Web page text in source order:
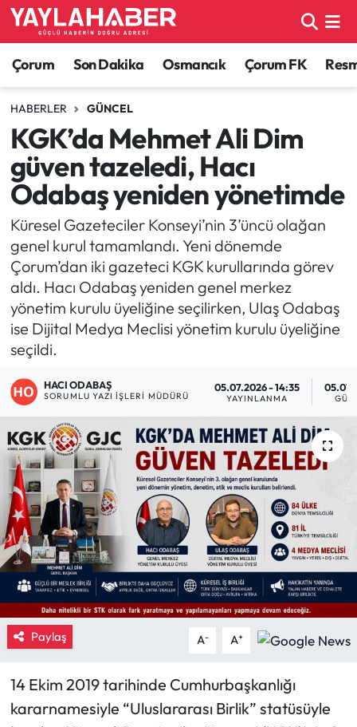
Çorum Son Dakika Osmancık Çorum FK
HABERLER GÜNCEL
KGK’da Mehmet Ali Dim
güven tazeledi, Hacı
Odabaş yeniden yönetimde
Küresel Gazeteciler Konseyi’nin 3’üncü olağan
genel kurul tamamlandı. Yeni dönemde
Çorum’dan iki gazeteci KGK kurullarında görev
aldı. Hacı Odabaş yeniden genel merkez
yönetim kurulu üyeliğine seçilirken, Ulaş Odabaş
ise Dijital Medya Meclisi yönetim kurulu üyeliğine
seçildi.
HACI ODABAŞ
SORUMLU YAZI İŞLERI MÜDÜRÜ
05.07.2026 - 14:35
YAYINLANMA
Paylaş A- A+
14 Ekim 2019 tarihinde Cumhurbaşkanlığı
kararnamesiyle “Uluslararası Birlik” statüsüyle
Alaca Haberleri
Bayat Haberleri
Bilgi - Keşfet Haberleri
Bilim ve Teknoloji
Boğazkale Haberleri
Çorum Haberleri
Çorum Son Dakika Haberleri
Dodurga Haberleri
Eğitim
Ekonomi
Güncel
İskilip Haberleri
Kargı Haberleri
Kimdir?
Kültür Sanat
Magazin
Çorum Nöbetçi Eczaneler
Çorum Hava Durumu
Çorum Namaz Vakitleri
Çorum Trafik Yoğunluk Haritası
TFF 1.Lig Puan Durumu ve Fikstür
Tüm Manşetler
Son Dakika Haberleri
Haber Arşivi